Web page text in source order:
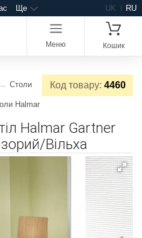
Ще UK RU
Меню Кошик
Код товару: 4460
Столи
Halmar
Halmar Gartner
Вільха